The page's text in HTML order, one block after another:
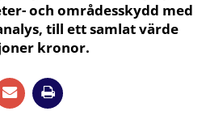
och områdesskydd med
till ett samlat värde
kronor.